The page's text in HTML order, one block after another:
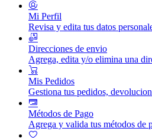
Mi Perfil
Revisa y edita tus datos
Direcciones de envio
Agrega, edita y/o elimina una
Mis Pedidos
Gestiona tus pedidos,
Métodos de Pago
Agrega y valida tus métodos de